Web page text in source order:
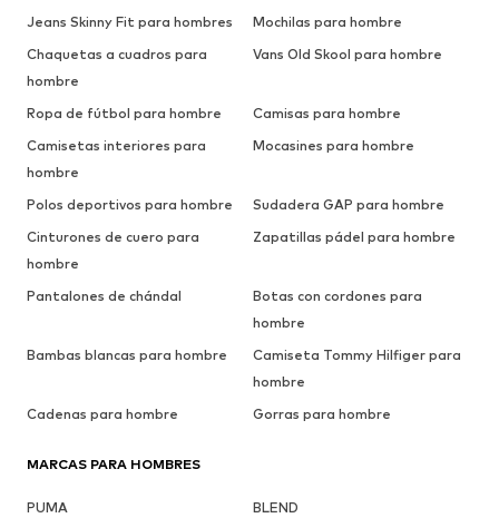
Jeans Skinny Fit para hombres
Mochilas para hombre
Chaquetas a cuadros para
hombre
Vans Old Skool para hombre
Ropa de fútbol para hombre
Camisas para hombre
Camisetas interiores para
hombre
Mocasines para hombre
Polos deportivos para hombre
Sudadera GAP para hombre
Cinturones de cuero para
hombre
Zapatillas pádel para hombre
Pantalones de chándal
Botas con cordones para
hombre
Bambas blancas para hombre
Camiseta Tommy Hilfiger para
hombre
Cadenas para hombre
Gorras para hombre
MARCAS PARA HOMBRES
PUMA
BLEND